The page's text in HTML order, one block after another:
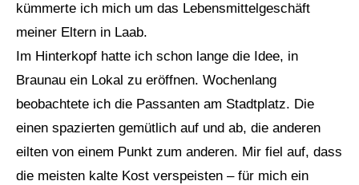
kümmerte ich mich um das Lebensmittelgeschäft
meiner Eltern in Laab.
Im Hinterkopf hatte ich schon lange die Idee, in
Braunau ein Lokal zu eröffnen. Wochenlang
beobachtete ich die Passanten am Stadtplatz. Die
einen spazierten gemütlich auf und ab, die anderen
eilten von einem Punkt zum anderen. Mir fiel auf, dass
die meisten kalte Kost verspeisten – für mich ein